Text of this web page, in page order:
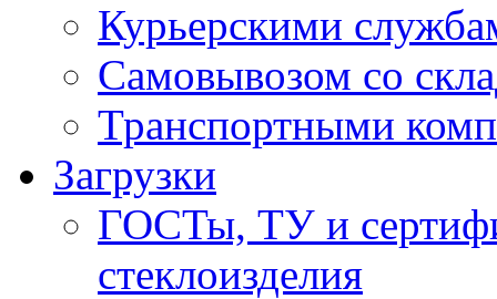
Курьерскими
Самовывозом со
Транспортными
Загрузки
ГОСТы, ТУ и
стеклоизделия